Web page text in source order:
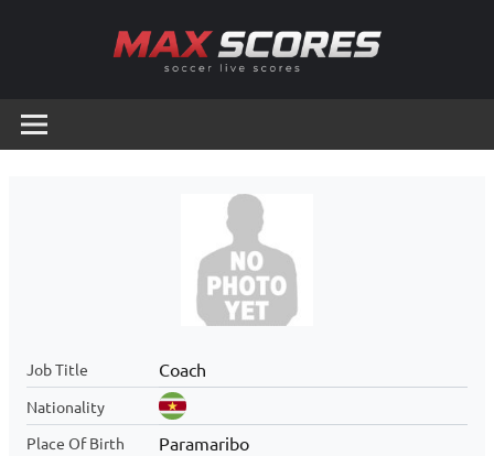
Scores
Live
Job Title Coach
Nationality
Place Of Birth
Paramaribo